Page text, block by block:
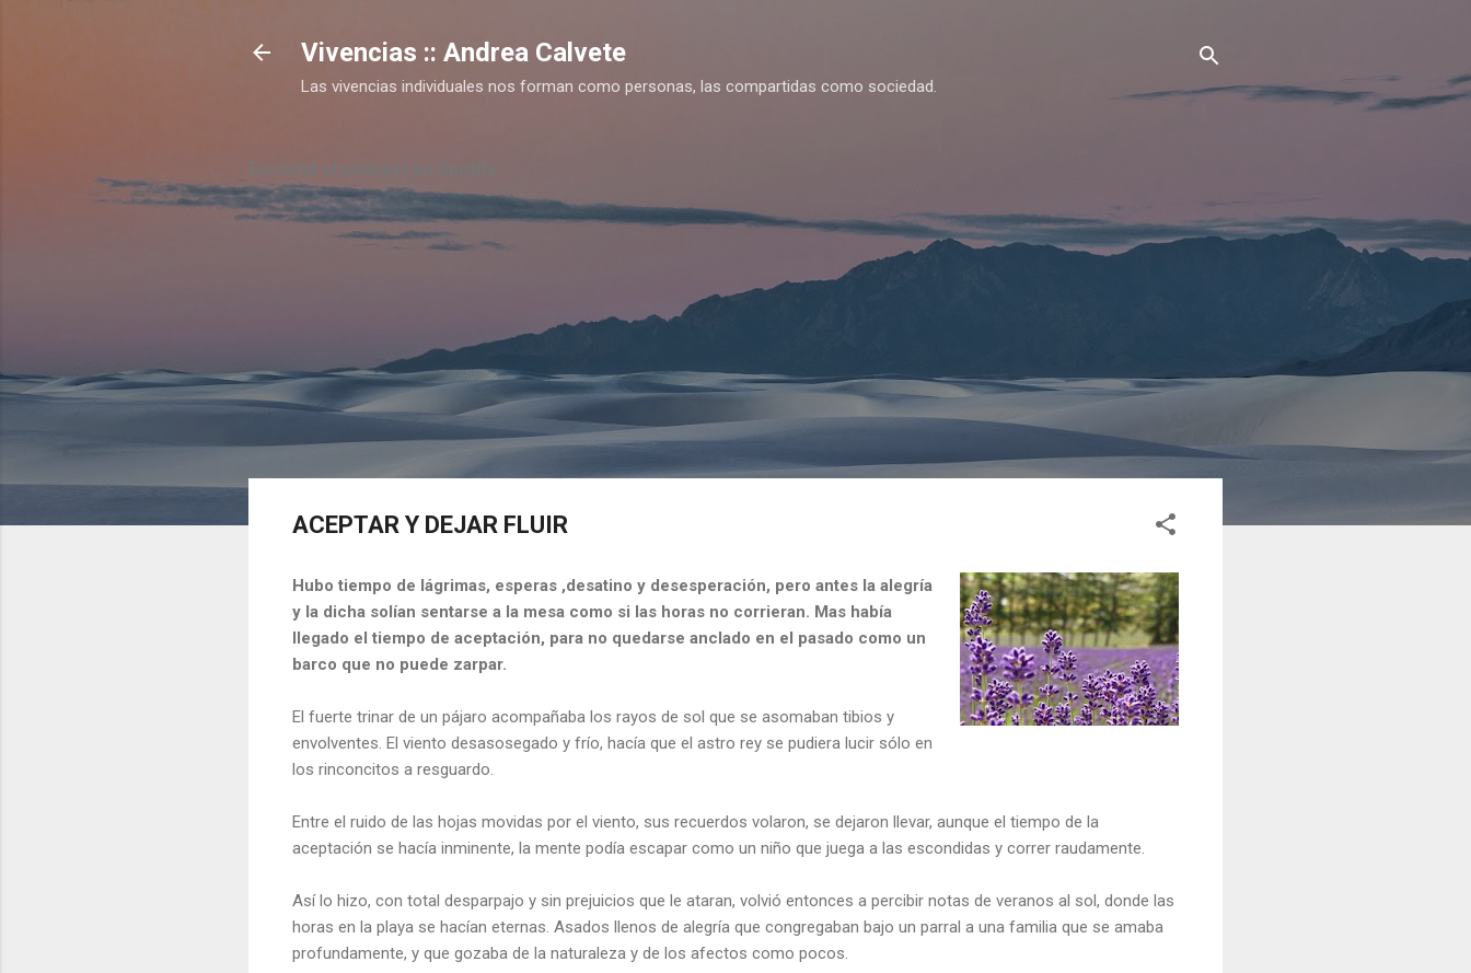
Vivencias :: Andrea Calvete
Las vivencias individuales nos forman como personas, las compartidas como sociedad.
ACEPTAR Y DEJAR FLUIR
Hubo tiempo de lágrimas, esperas ,desatino y desesperación, pero antes la alegría
y la dicha solían sentarse a la mesa como si las horas no corrieran. Mas había
llegado el tiempo de aceptación, para no quedarse anclado en el pasado como un
barco que no puede zarpar.
El fuerte trinar de un pájaro acompañaba los rayos de sol que se asomaban tibios y
envolventes. El viento desasosegado y frío, hacía que el astro rey se pudiera lucir sólo en
los rinconcitos a resguardo.
Entre el ruido de las hojas movidas por el viento, sus recuerdos volaron, se dejaron llevar, aunque el tiempo de la
aceptación se hacía inminente, la mente podía escapar como un niño que juega a las escondidas y correr raudamente.
Así lo hizo, con total desparpajo y sin prejuicios que le ataran, volvió entonces a percibir notas de veranos al sol, donde las
horas en la playa se hacían eternas. Asados llenos de alegría que congregaban bajo un parral a una familia que se amaba
profundamente, y que gozaba de la naturaleza y de los afectos como pocos.